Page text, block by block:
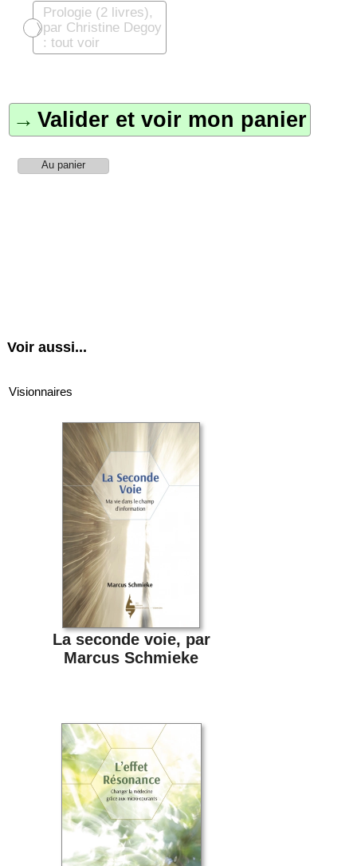
Prologie (2 livres),
par Christine Degoy
: tout voir
Valider et voir mon panier
Voir aussi...
Visionnaires
La seconde voie, par
Marcus Schmieke